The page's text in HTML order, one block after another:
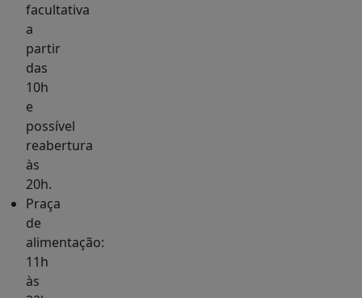
facultativa
a
partir
das
10h
e
possível
reabertura
às
20h.
Praça
de
alimentação:
11h
às